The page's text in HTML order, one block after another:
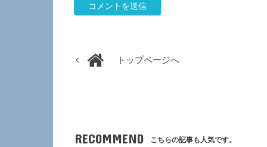
トップページへ
RECOMMEND こちらの記事も人気です。